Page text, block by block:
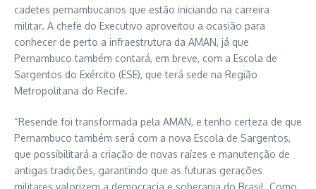
cadetes pernambucanos que estão iniciando na carreira
militar. A chefe do Executivo aproveitou a ocasião para
conhecer de perto a infraestrutura da AMAN, já que
Pernambuco também contará, em breve, com a Escola de
Sargentos do Exército (ESE), que terá sede na Região
Metropolitana do Recife.
“Resende foi transformada pela AMAN, e tenho certeza de que
Pernambuco também será com a nova Escola de Sargentos,
que possibilitará a criação de novas raízes e manutenção de
antigas tradições, garantindo que as futuras gerações
militares valorizem a democracia e soberania do Brasil. Como